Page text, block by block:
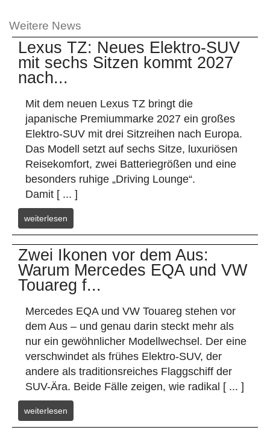
Weitere News
Lexus TZ: Neues Elektro-SUV
mit sechs Sitzen kommt 2027
nach...
Mit dem neuen Lexus TZ bringt die
japanische Premiummarke 2027 ein großes
Elektro-SUV mit drei Sitzreihen nach Europa.
Das Modell setzt auf sechs Sitze, luxuriösen
Reisekomfort, zwei Batteriegrößen und eine
besonders ruhige „Driving Lounge“.
Damit [ ... ]
weiterlesen
Zwei Ikonen vor dem Aus:
Warum Mercedes EQA und VW
Touareg f...
Mercedes EQA und VW Touareg stehen vor
dem Aus – und genau darin steckt mehr als
nur ein gewöhnlicher Modellwechsel. Der eine
verschwindet als frühes Elektro-SUV, der
andere als traditionsreiches Flaggschiff der
SUV-Ära. Beide Fälle zeigen, wie radikal [ ... ]
weiterlesen